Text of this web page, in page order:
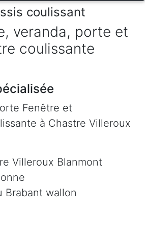
coulissant
veranda, porte et
coulissante
Fenêtre et
à Chastre Villeroux
Villeroux Blanmont
Brabant wallon